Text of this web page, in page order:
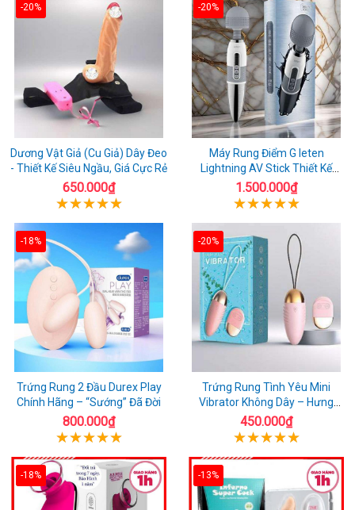
-20%
Dương Vật Giả (Cu Giả) Dây Đeo
- Thiết Kế Siêu Ngầu, Giá Cực Rẻ
650.000₫
-20%
Máy Rung Điểm G leten
Lightning AV Stick Thiết Kế
Thông Minh
1.500.000₫
-18%
Trứng Rung 2 Đầu Durex Play
Chính Hãng – “Sướng” Đã Đời
800.000₫
-20%
Trứng Rung Tình Yêu Mini
Vibrator Không Dây – Hưng
Phấn Mọi Nơi
450.000₫
-18% -13%